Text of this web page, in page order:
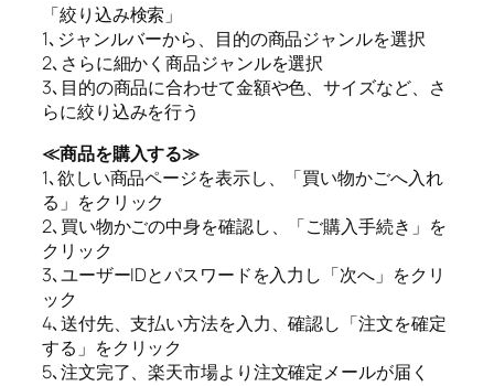
「絞り込み検索」
1､ジャンルバーから、目的の商品ジャンルを選択
2､さらに細かく商品ジャンルを選択
3､目的の商品に合わせて金額や色、サイズなど、さ
らに絞り込みを行う
≪商品を購入する≫
1､欲しい商品ページを表示し、「買い物かごへ入れ
る」をクリック
2､買い物かごの中身を確認し、「ご購入手続き」を
クリック
3､ユーザーIDとパスワードを入力し「次へ」をクリ
ック
4､送付先、支払い方法を入力、確認し「注文を確定
する」をクリック
5､注文完了、楽天市場より注文確定メールが届く